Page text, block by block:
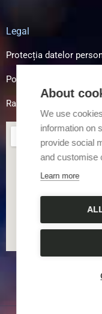
Legal
Protecția datelor
Politica de cookies
Raportare Integritate
About
We use
information on
provide social
and customise
Learn more